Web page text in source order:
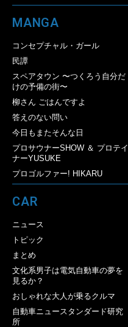
MANGA
コンセプチャル・ガール
民譚
スペアタウン 〜つくろう自分だ
けの予備の街〜
柳さん ごはんですよ
答えのない問い
今日もまたそんな日
プロサウナーSHOW ＆ プロテイ
ナーYUSUKE
プロゴルファー! HIKARU
CAR
ニュース
トピック
まとめ
文化系男子は電気自動車の夢を
見るか？
おしゃれな大人が乗るクルマ
自動車ニュースタンダード研究
所